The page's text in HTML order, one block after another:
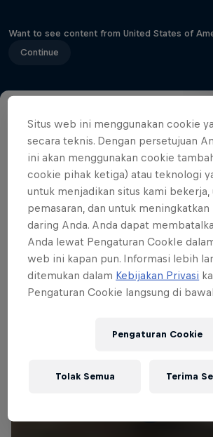
Want to see content from United States of
Continue
Event details
Related videos
Situs web ini menggunakan cookie
secara teknis. Dengan persetujuan
ini akan menggunakan cookie
cookie pihak ketiga) atau teknologi
untuk menjadikan situs kami bekerja,
pemasaran, dan untuk meningkatkan
daring Anda. Anda dapat
Anda lewat Pengaturan CookIe
web ini kapan pun. Informasi lebih
ditemukan dalam Kebijakan Privasi
Pengaturan Cookie langsung di
Pengaturan Cookie
Tolak Semua Terima